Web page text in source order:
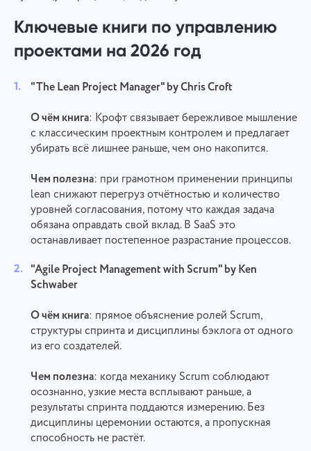
Ключевые книги по управлению
проектами на 2026 год
"The Lean Project Manager" by Chris Croft
О чём книга: Крофт связывает бережливое мышление
с классическим проектным контролем и предлагает
убирать всё лишнее раньше, чем оно накопится.
Чем полезна: при грамотном применении принципы
lean снижают перегруз отчётностью и количество
уровней согласования, потому что каждая задача
обязана оправдать свой вклад. В SaaS это
останавливает постепенное разрастание процессов.
"Agile Project Management with Scrum" by Ken
Schwaber
О чём книга: прямое объяснение ролей Scrum,
структуры спринта и дисциплины бэклога от одного
из его создателей.
Чем полезна: когда механику Scrum соблюдают
осознанно, узкие места всплывают раньше, а
результаты спринта поддаются измерению. Без
дисциплины церемонии остаются, а пропускная
способность не растёт.